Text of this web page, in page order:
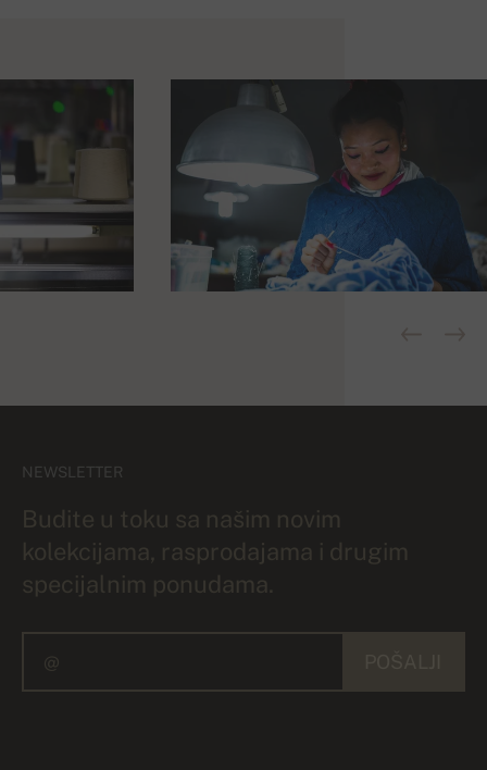
NEWSLETTER
Budite u toku sa našim novim
kolekcijama, rasprodajama i drugim
specijalnim ponudama.